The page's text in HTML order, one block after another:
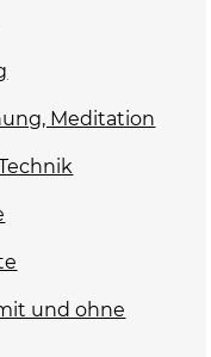
Meditation
und ohne